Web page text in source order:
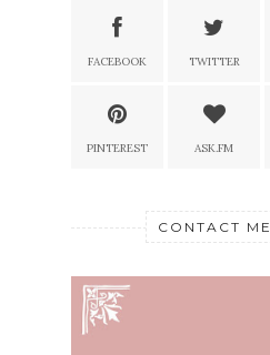
FACEBOOK TWITTER
PINTEREST ASK.FM
CONTACT ME